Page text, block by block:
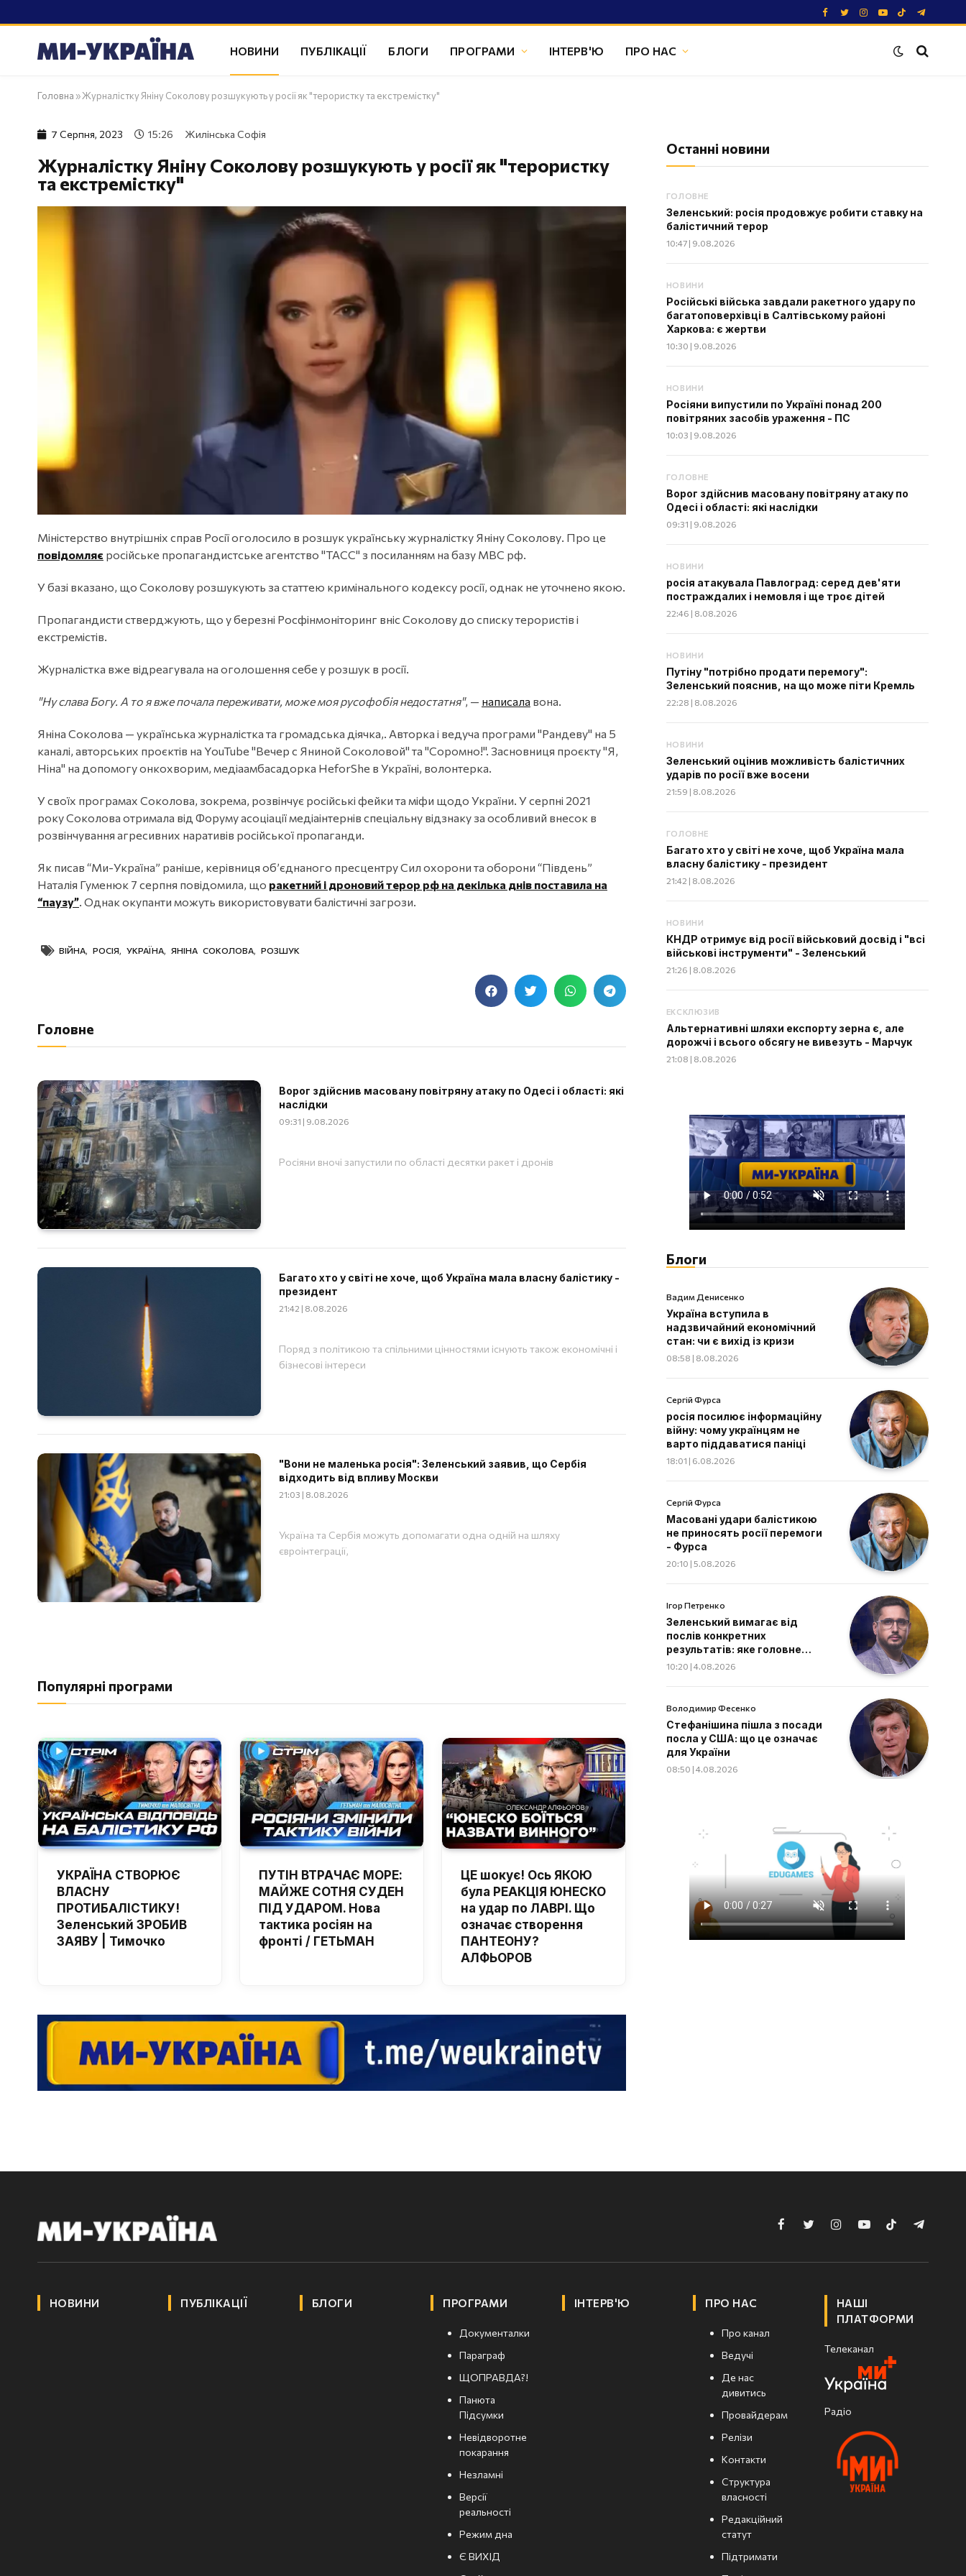
Facebook
TwitterInstagram
YouTube
TikTokTelegram
НОВИНИ ПУБЛІКАЦІЇ БЛОГИ ПРОГРАМИ ІНТЕРВ'Ю ПРО НАС
Головна »Журналістку Яніну Соколову розшукують у росії як "терористку та екстремістку"
7 Серпня, 2023 15:26 Жилінська Софія
Журналістку Яніну Соколову розшукують у росії як "терористку
та екстремістку"
Міністерство внутрішніх справ Росії оголосило в розшук українську журналістку Яніну Соколову. Про це
повідомляє російське пропагандистське агентство "ТАСС" з посиланням на базу МВС рф.
У базі вказано, що Соколову розшукують за статтею кримінального кодексу росії, однак не уточнено якою.
Пропагандисти стверджують, що у березні Росфінмоніторинг вніс Соколову до списку терористів і
екстремістів.
Журналістка вже відреагувала на оголошення себе у розшук в росії.
"Ну слава Богу. А то я вже почала переживати, може моя русофобія недостатня", — написала вона.
Яніна Соколова — українська журналістка та громадська діячка,. Авторка і ведуча програми "Рандеву" на 5
каналі, авторських проєктів на YouTube "Вечер с Яниной Соколовой" та "Соромно!". Засновниця проєкту "Я,
Ніна" на допомогу онкохворим, медіаамбасадорка HeforShe в Україні, волонтерка.
У своїх програмах Соколова, зокрема, розвінчує російські фейки та міфи щодо України. У серпні 2021
року Соколова отримала від Форуму асоціації медіаінтернів спеціальну відзнаку за особливий внесок в
розвінчування агресивних наративів російської пропаганди.
Як писав “Ми-Україна” раніше, керівниця об’єднаного пресцентру Сил охорони та оборони “Південь”
Наталія Гуменюк 7 серпня повідомила, що ракетний і дроновий терор рф на декілька днів поставила на
“паузу”. Однак окупанти можуть використовувати балістичні загрози.
ВІЙНА, РОСІЯ, УКРАЇНА, ЯНІНА СОКОЛОВА, РОЗШУК
Головне
Ворог здійснив масовану повітряну атаку по Одесі і області: які
наслідки
09:31 | 9.08.2026
Росіяни вночі запустили по області десятки ракет і дронів
Багато хто у світі не хоче, щоб Україна мала власну балістику -
президент
21:42 | 8.08.2026
Поряд з політикою та спільними цінностями існують також економічні і
бізнесові інтереси
"Вони не маленька росія": Зеленський заявив, що Сербія
відходить від впливу Москви
21:03 | 8.08.2026
Україна та Сербія можуть допомагати одна одній на шляху
євроінтеграції,
Популярні програми
УКРАЇНА СТВОРЮЄ
ВЛАСНУ
ПРОТИБАЛІСТИКУ!
Зеленський ЗРОБИВ
ЗАЯВУ | Тимочко
ПУТІН ВТРАЧАЄ МОРЕ:
МАЙЖЕ СОТНЯ СУДЕН
ПІД УДАРОМ. Нова
тактика росіян на
фронті / ГЕТЬМАН
ЦЕ шокує! Ось ЯКОЮ
була РЕАКЦІЯ ЮНЕСКО
на удар по ЛАВРІ. Що
означає створення
ПАНТЕОНУ?
АЛФЬОРОВ
Останні новини
ГОЛОВНЕ
Зеленський: росія продовжує робити ставку на
балістичний терор
10:47 | 9.08.2026
НОВИНИ
Російські війська завдали ракетного удару по
багатоповерхівці в Салтівському районі
Харкова: є жертви
10:30 | 9.08.2026
НОВИНИ
Росіяни випустили по Україні понад 200
повітряних засобів ураження - ПС
10:03 | 9.08.2026
ГОЛОВНЕ
Ворог здійснив масовану повітряну атаку по
Одесі і області: які наслідки
09:31 | 9.08.2026
НОВИНИ
росія атакувала Павлоград: серед дев'яти
постраждалих і немовля і ще троє дітей
22:46 | 8.08.2026
НОВИНИ
Путіну "потрібно продати перемогу":
Зеленський пояснив, на що може піти Кремль
22:28 | 8.08.2026
НОВИНИ
Зеленський оцінив можливість балістичних
ударів по росії вже восени
21:59 | 8.08.2026
ГОЛОВНЕ
Багато хто у світі не хоче, щоб Україна мала
власну балістику - президент
21:42 | 8.08.2026
НОВИНИ
КНДР отримує від росії військовий досвід і "всі
військові інструменти" - Зеленський
21:26 | 8.08.2026
ЕКСКЛЮЗИВ
Альтернативні шляхи експорту зерна є, але
дорожчі і всього обсягу не вивезуть - Марчук
21:08 | 8.08.2026
Блоги
Вадим Денисенко
Україна вступила в
надзвичайний економічний
стан: чи є вихід із кризи
08:58 | 8.08.2026
Сергій Фурса
росія посилює інформаційну
війну: чому українцям не
варто піддаватися паніці
18:01 | 6.08.2026
Сергій Фурса
Масовані удари балістикою
не приносять росії перемоги
- Фурса
20:10 | 5.08.2026
Ігор Петренко
Зеленський вимагає від
послів конкретних
результатів: яке головне
завдання дипломатів
10:20 | 4.08.2026
Володимир Фесенко
Стефанішина пішла з посади
посла у США: що це означає
для України
08:50 | 4.08.2026
FacebookTwitterInstagramYouTubeTikTokTelegram
НОВИНИ ПУБЛІКАЦІЇ БЛОГИ ПРОГРАМИ
Документалки
Параграф
ЩОПРАВДА?!
Панюта
Підсумки
Невідворотне
покарання
Незламні
Версії
реальності
Режим дна
Є ВИХІД
ІНТЕРВ'Ю ПРО НАС
Про канал
Ведучі
Де нас
дивитись
Провайдерам
Релізи
Контакти
Структура
власності
Редакційний
статут
Підтримати
НАШІ
ПЛАТФОРМИ
Телеканал
Радіо